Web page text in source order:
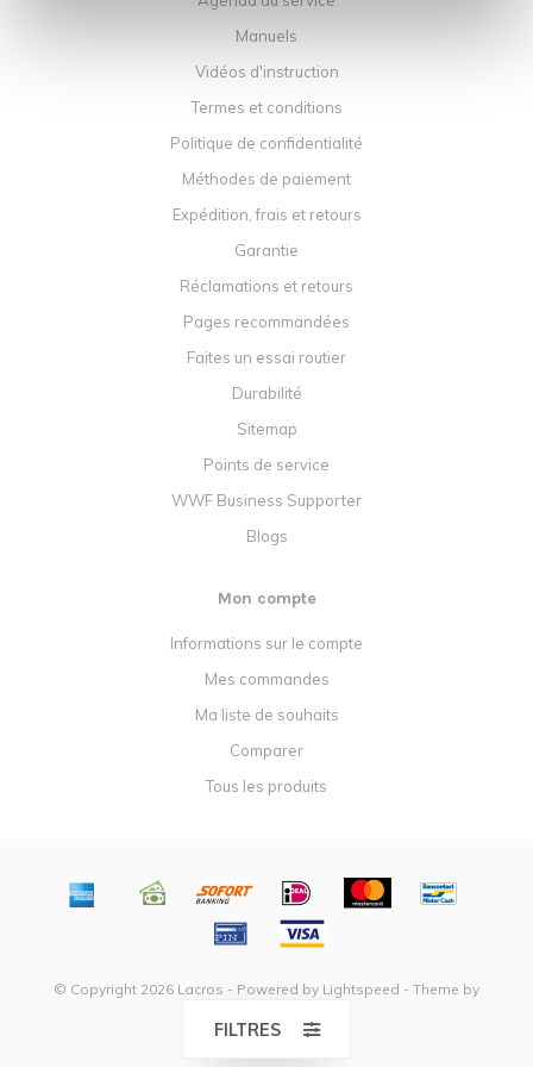
Manuels
Vidéos d'instruction
Termes et conditions
Politique de confidentialité
Méthodes de paiement
Expédition, frais et retours
Garantie
Réclamations et retours
Pages recommandées
Faites un essai routier
Durabilité
Sitemap
Points de service
WWF Business Supporter
Blogs
Mon compte
Informations sur le compte
Mes commandes
Ma liste de souhaits
Comparer
Tous les produits
© Copyright 2026 Lacros - Powered by Lightspeed - Theme by
Dyvelopment
FILTRES